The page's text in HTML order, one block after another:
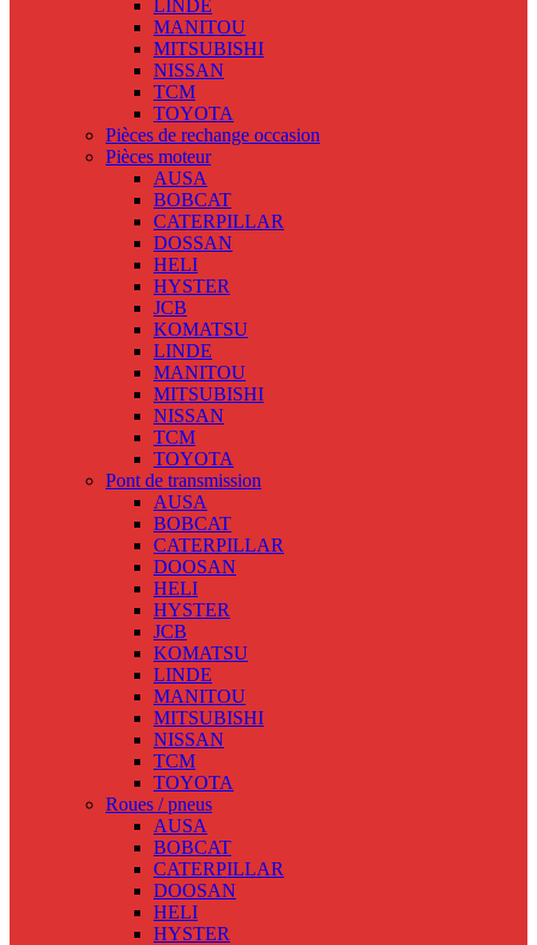
LINDE
MANITOU
MITSUBISHI
NISSAN
TCM
TOYOTA
Pièces de rechange occasion
Pièces moteur
AUSA
BOBCAT
CATERPILLAR
DOSSAN
HELI
HYSTER
JCB
KOMATSU
LINDE
MANITOU
MITSUBISHI
NISSAN
TCM
TOYOTA
Pont de transmission
AUSA
BOBCAT
CATERPILLAR
DOOSAN
HELI
HYSTER
JCB
KOMATSU
LINDE
MANITOU
MITSUBISHI
NISSAN
TCM
TOYOTA
Roues / pneus
AUSA
BOBCAT
CATERPILLAR
DOOSAN
HELI
HYSTER